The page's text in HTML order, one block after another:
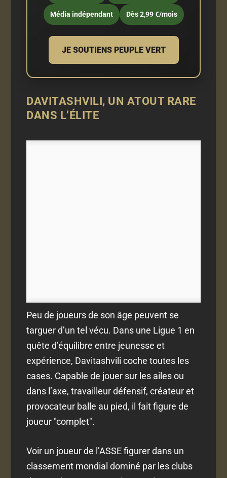
Média indépendant Dès 2,99 €/mois
JE SOUTIENS PEUPLE VERT
DAVITASHVILI, UN ATOUT RARE
DANS L’ÉLITE
Peu de joueurs de son âge peuvent se
targuer d’un tel vécu. Dans une Ligue 1 en
quête d’équilibre entre jeunesse et
expérience, Davitashvili coche toutes les
cases. Capable de jouer sur les ailes ou
dans l’axe, travailleur défensif, créateur et
provocateur balle au pied, il fait figure de
joueur "complet".
Voir un joueur de l’ASSE figurer dans un
classement mondial dominé par les clubs